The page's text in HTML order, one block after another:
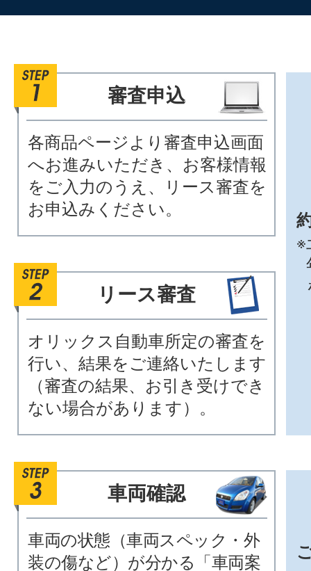
審査申込
各商品ページより審査申込画面
へお進みいただき、お客様情報
をご入力のうえ、リース審査を
お申込みください。
リース審査
オリックス自動車所定の審査を
行い、結果をご連絡いたします
（審査の結果、お引き受けでき
ない場合があります）。
車両確認
車両の状態（車両スペック・外
装の傷など）が分かる「車両案
※